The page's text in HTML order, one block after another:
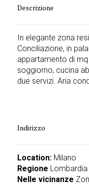
Descrizione
In elegante zona
Conciliazione, in
appartamento di
soggiorno, cucina
due servizi. Aria
Indirizzo
Location: Milano
Regione Lombardia
Nelle vicinanze